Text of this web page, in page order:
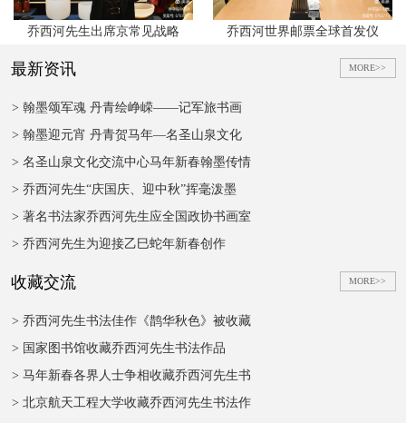
乔西河先生出席京常见战略 乔西河世界邮票全球首发仪
MORE>>
最新资讯
> 翰墨颂军魂 丹青绘峥嵘——记军旅书画
> 翰墨迎元宵 丹青贺马年—名圣山泉文化
> 名圣山泉文化交流中心马年新春翰墨传情
> 乔西河先生“庆国庆、迎中秋”挥毫泼墨
> 著名书法家乔西河先生应全国政协书画室
> 乔西河先生为迎接乙巳蛇年新春创作
MORE>>
收藏交流
> 乔西河先生书法佳作《鹊华秋色》被收藏
> 国家图书馆收藏乔西河先生书法作品
> 马年新春各界人士争相收藏乔西河先生书
> 北京航天工程大学收藏乔西河先生书法作